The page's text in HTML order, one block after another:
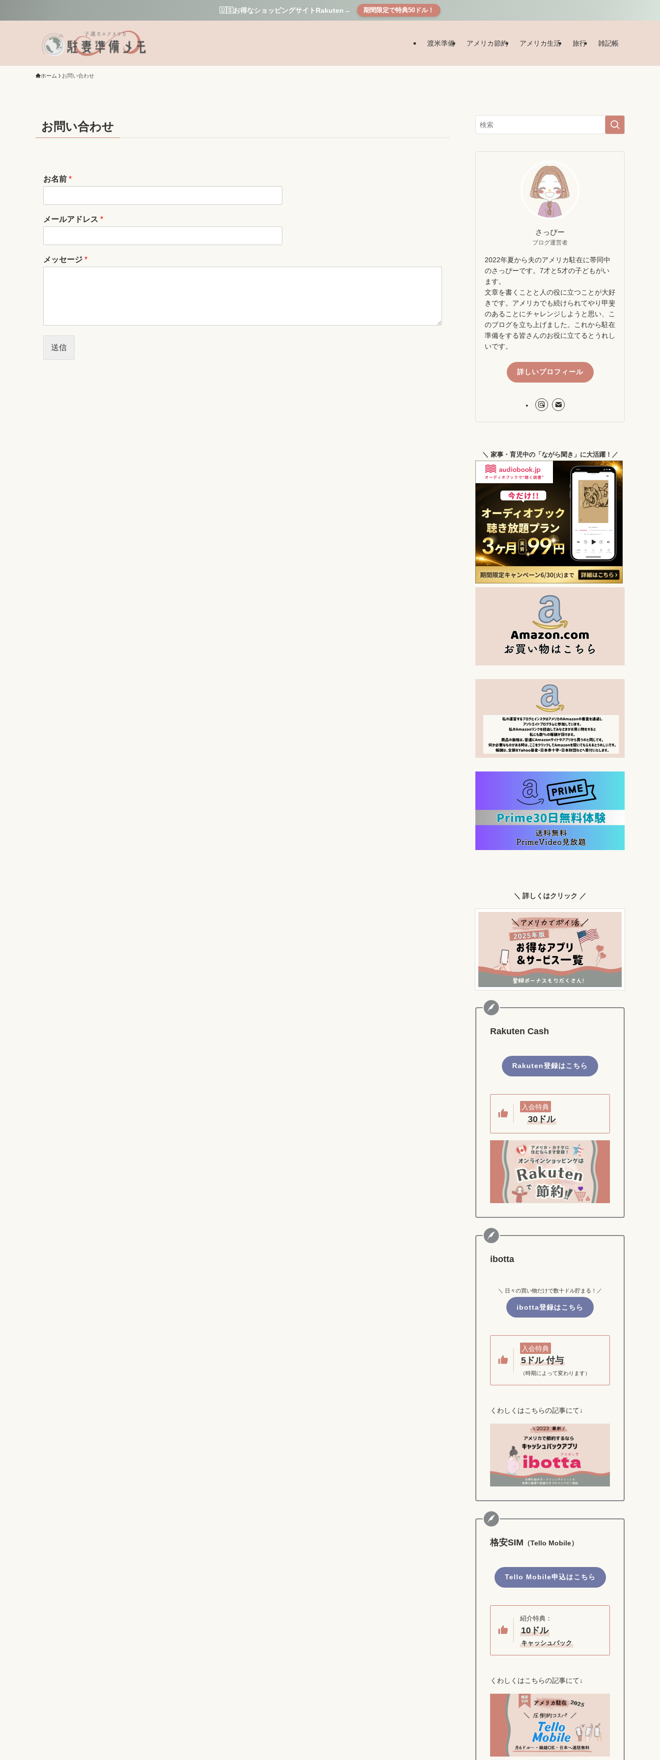
🇺🇸お得なショッピングサイトRakuten→ 期間限定で特典50ドル！
渡米準備 アメリカ節約 アメリカ生活 旅行 雑記帳
ホーム お問い合わせ
お問い合わせ
お名前 *
メールアドレス *
メッセージ *
送信
さっぴー
ブログ運営者
2022年夏から夫のアメリカ駐在に帯同中
のさっぴーです。7才と5才の子どもがい
ます。
文章を書くことと人の役に立つことが大好
きです。アメリカでも続けられてやり甲斐
のあることにチャレンジしようと思い、こ
のブログを立ち上げました。これから駐在
準備をする皆さんのお役に立てるとうれし
いです。
詳しいプロフィール
＼ 家事・育児中の「ながら聞き」に大活躍！／
＼ 詳しくはクリック ／
Rakuten Cash
Rakuten登録はこちら
入会特典
30ドル
ibotta
＼ 日々の買い物だけで数十ドル貯まる！／
ibotta登録はこちら
入会特典
5ドル 付与
（時期によって変わります）
くわしくはこちらの記事にて↓
格安SIM （Tello Mobile）
Tello Mobile申込はこちら
紹介特典：
10ドル
キャッシュバック
くわしくはこちらの記事にて↓